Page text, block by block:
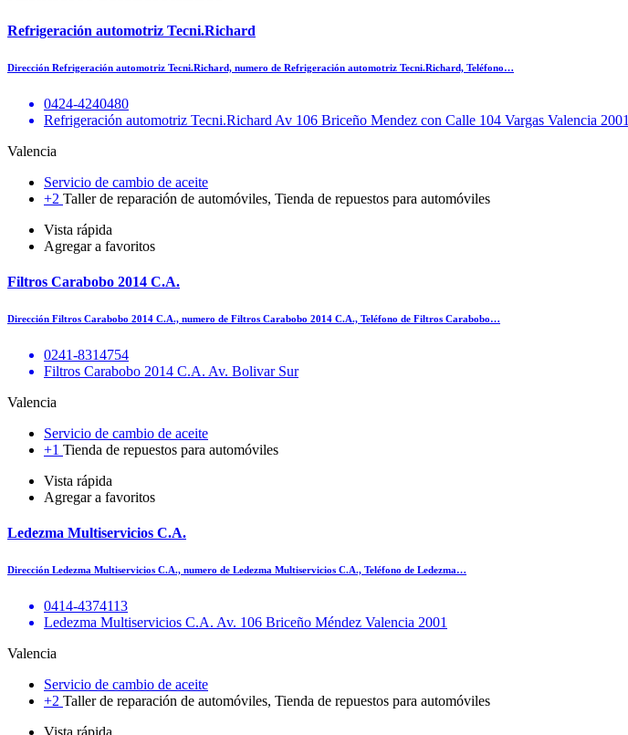
Refrigeración automotriz Tecni.Richard
Dirección Refrigeración automotriz Tecni.Richard, numero de Refrigeración automotriz Tecni.Richard, Teléfono…
0424-4240480
Refrigeración automotriz Tecni.Richard Av 106 Briceño Mendez con Calle 104 Vargas Valencia 2001
Valencia
Servicio de cambio de aceite
+2 Taller de reparación de automóviles, Tienda de repuestos para automóviles
Vista rápida
Agregar a favoritos
Filtros Carabobo 2014 C.A.
Dirección Filtros Carabobo 2014 C.A., numero de Filtros Carabobo 2014 C.A., Teléfono de Filtros Carabobo…
0241-8314754
Filtros Carabobo 2014 C.A. Av. Bolivar Sur
Valencia
Servicio de cambio de aceite
+1 Tienda de repuestos para automóviles
Vista rápida
Agregar a favoritos
Ledezma Multiservicios C.A.
Dirección Ledezma Multiservicios C.A., numero de Ledezma Multiservicios C.A., Teléfono de Ledezma…
0414-4374113
Ledezma Multiservicios C.A. Av. 106 Briceño Méndez Valencia 2001
Valencia
Servicio de cambio de aceite
+2 Taller de reparación de automóviles, Tienda de repuestos para automóviles